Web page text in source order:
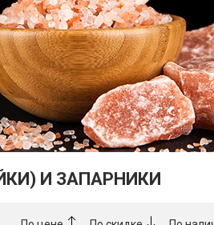
И ЗАПАРНИКИ